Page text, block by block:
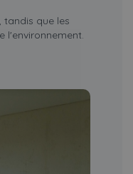
que les
l'environnement.